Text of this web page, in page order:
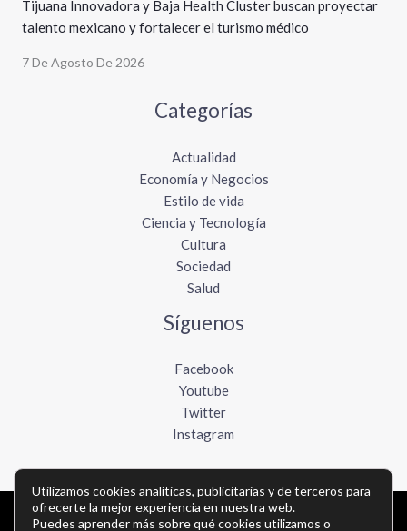
Tijuana Innovadora y Baja Health Cluster buscan proyectar
talento mexicano y fortalecer el turismo médico
7 De Agosto De 2026
Categorías
Actualidad
Economía y Negocios
Estilo de vida
Ciencia y Tecnología
Cultura
Sociedad
Salud
Síguenos
Facebook
Youtube
Twitter
Instagram
Copyright © Todos los derechos reservados -
Utilizamos cookies analíticas, publicitarias y de terceros para
ofrecerte la mejor experiencia en nuestra web.
Puedes aprender más sobre qué cookies utilizamos o